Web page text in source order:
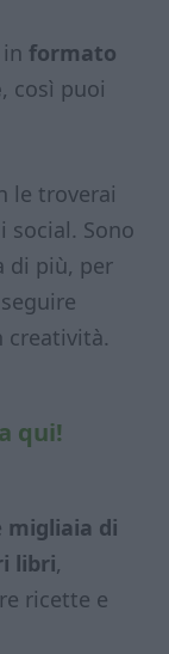
formato
, così puoi
le troverai
social. Sono
di più, per
creatività.
qui!
migliaia di
libri,
ricette e